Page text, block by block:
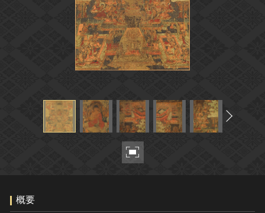
世界遺産と無形文化遺産
全国の美術館・博物館
無形文化遺産
博物館、美術館の皆さまへ
文化庁よりご挨拶
今月のみどころ
お知らせ一覧
このサイトについて
関連サイトリンク
サイトマップ
サイトのご意見はこちら
文化遺産データベース
概要